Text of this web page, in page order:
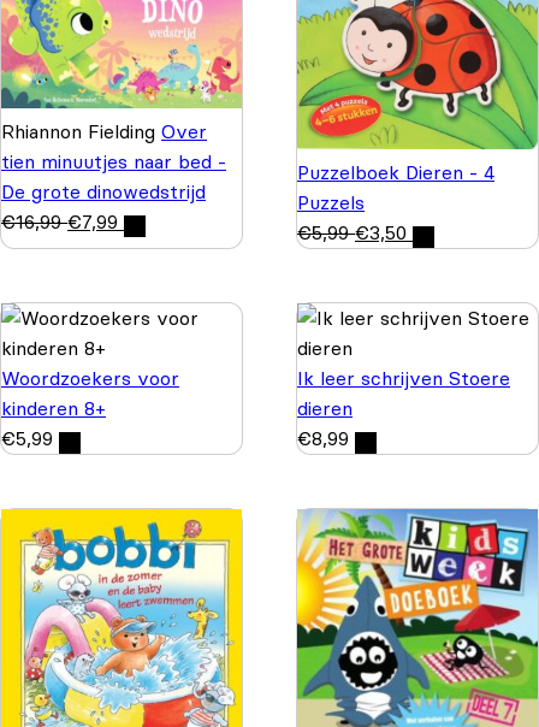
Rhiannon Fielding Over
tien minuutjes naar bed -
De grote dinowedstrijd
€16,99 €7,99
Puzzelboek Dieren - 4
Puzzels
€5,99 €3,50
Woordzoekers voor
kinderen 8+
€5,99
Ik leer schrijven Stoere
dieren
€8,99